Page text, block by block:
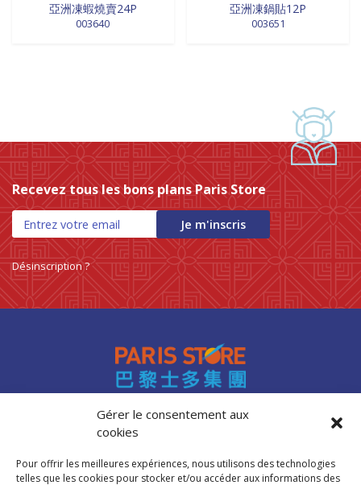
Gérer le consentement aux
cookies
Pour offrir les meilleures expériences, nous utilisons des technologies
telles que les cookies pour stocker et/ou accéder aux informations des
亞洲凍蝦燒賣24P
003640
亞洲凍鍋貼12P
003651
Recevez tous les bons plans Paris Store
Je m'inscris
Désinscription ?
Accès professionnels
FAQ